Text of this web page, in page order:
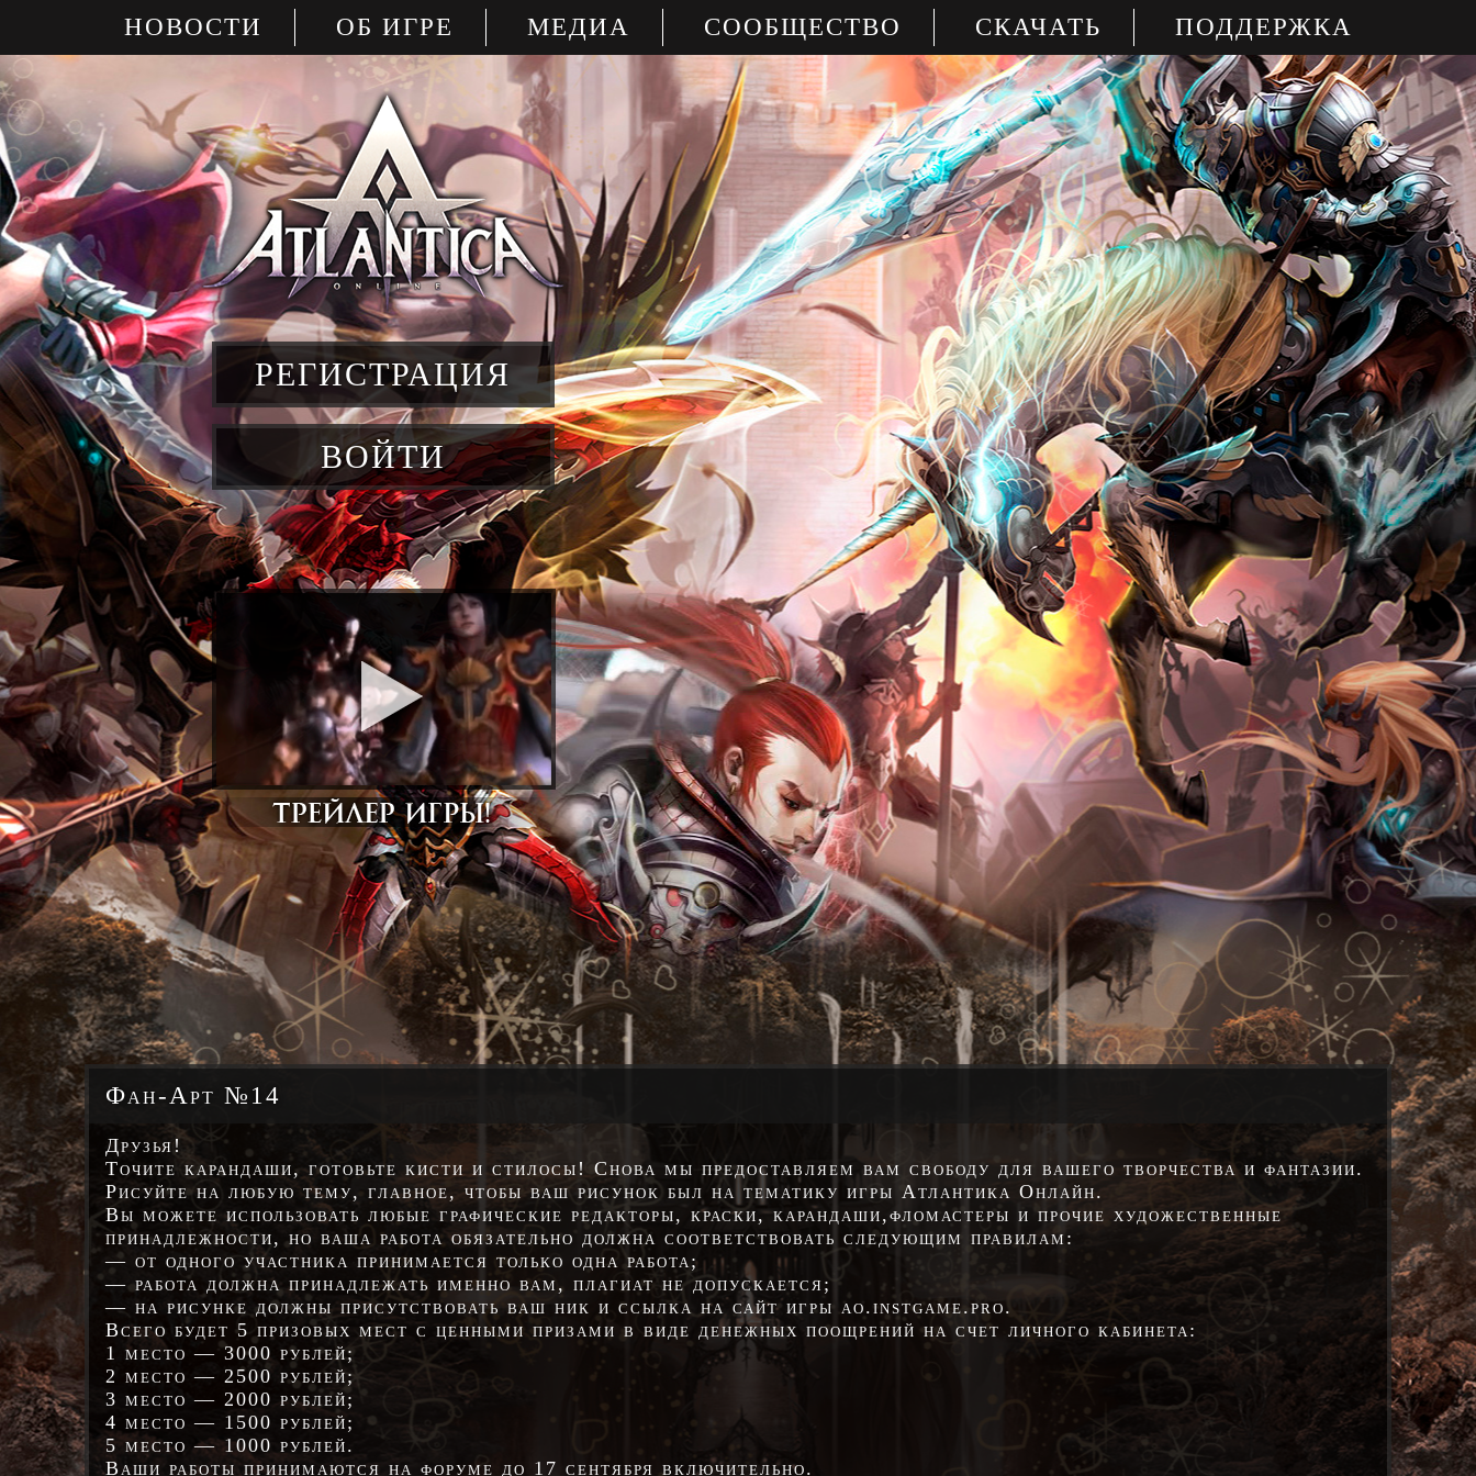
НОВОСТИ ОБ ИГРЕ МЕДИА СООБЩЕСТВО СКАЧАТЬ ПОДДЕРЖКА
РЕГИСТРАЦИЯ
ВОЙТИ
Фан-Арт №14
Друзья!
Точите карандаши, готовьте кисти и стилосы! Снова мы предоставляем вам свободу для вашего творчества и фантазии.
Рисуйте на любую тему, главное, чтобы ваш рисунок был на тематику игры Атлантика Онлайн.
Вы можете использовать любые графические редакторы, краски, карандаши,фломастеры и прочие художественные
принадлежности, но ваша работа обязательно должна соответствовать следующим правилам:
— от одного участника принимается только одна работа;
— работа должна принадлежать именно вам, плагиат не допускается;
— на рисунке должны присутствовать ваш ник и ссылка на сайт игры ao.instgame.pro.
Всего будет 5 призовых мест с ценными призами в виде денежных поощрений на счет личного кабинета:
1 место — 3000 рублей;
2 место — 2500 рублей;
3 место — 2000 рублей;
4 место — 1500 рублей;
5 место — 1000 рублей.
Ваши работы принимаются на форуме до 17 сентября включительно.